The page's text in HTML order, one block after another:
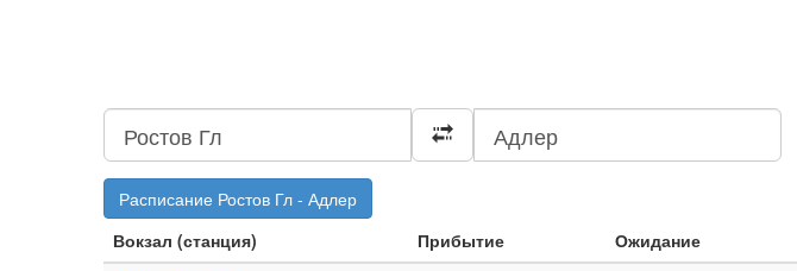
Расписание Ростов Гл - Адлер
Вокзал (станция)
Прибытие Ожидание